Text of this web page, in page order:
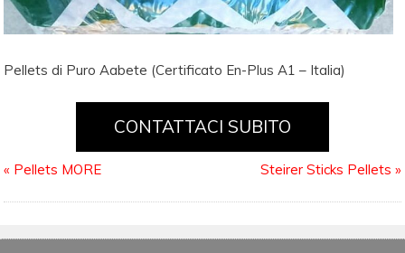
Pellets di Puro Aabete (Certificato En-Plus A1 – Italia)
CONTATTACI SUBITO
« Pellets MORE Steirer Sticks Pellets »